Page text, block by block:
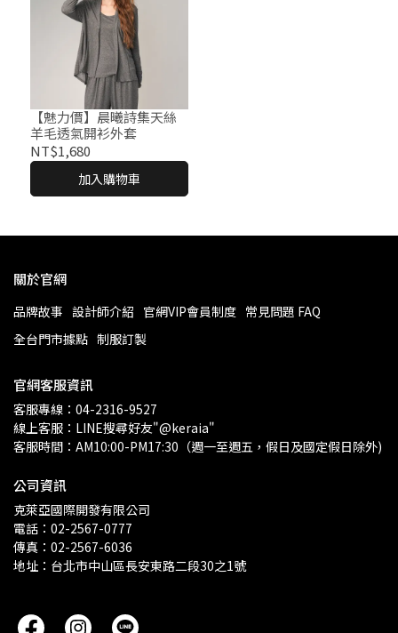
【魅力價】晨曦詩集天絲
羊毛透氣開衫外套
NT$1,680
加入購物車
關於官網
品牌故事 設計師介紹 官網VIP會員制度 常見問題 FAQ
全台門市據點 制服訂製
官網客服資訊
客服專線：04-2316-9527
線上客服：LINE搜尋好友"@keraia"
客服時間：AM10:00-PM17:30（週一至週五，假日及國定假日除外)
公司資訊
克萊亞國際開發有限公司
電話：02-2567-0777
傳真：02-2567-6036
地址：台北市中山區長安東路二段30之1號